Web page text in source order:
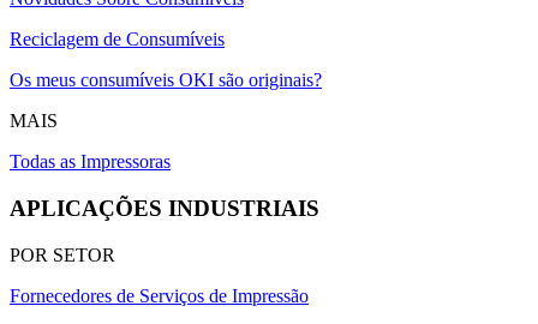
Reciclagem de Consumíveis
Os meus consumíveis OKI são originais?
MAIS
Todas as Impressoras
APLICAÇÕES INDUSTRIAIS
POR SETOR
Fornecedores de Serviços de Impressão